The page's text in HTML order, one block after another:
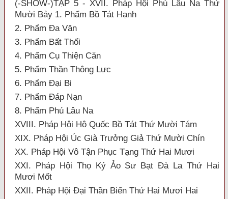
(-SHOW-)TẬP 5 - XVII. Pháp Hội Phú Lâu Na Thứ
Mười Bảy 1. Phẩm Bồ Tát Hạnh
2. Phẩm Đa Văn
3. Phẩm Bất Thối
4. Phẩm Cụ Thiện Căn
5. Phẩm Thần Thông Lực
6. Phẩm Đại Bi
7. Phẩm Đáp Nạn
8. Phẩm Phú Lâu Na
XVIII. Pháp Hội Hộ Quốc Bồ Tát Thứ Mười Tám
XIX. Pháp Hội Úc Già Trưởng Giả Thứ Mười Chín
XX. Pháp Hội Vô Tận Phục Tạng Thứ Hai Mươi
XXI. Pháp Hội Thọ Ký Ảo Sư Bạt Đà La Thứ Hai
Mươi Mốt
XXII. Pháp Hội Đại Thần Biến Thứ Hai Mươi Hai